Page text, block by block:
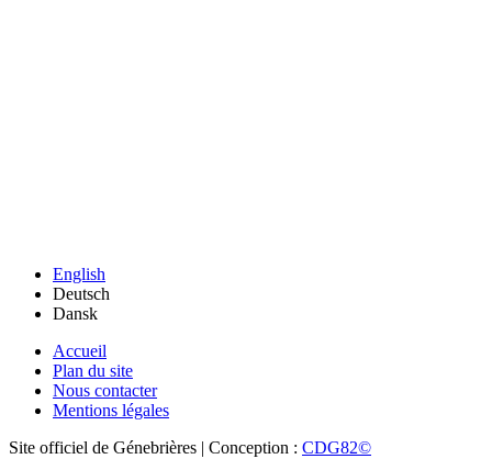
English
Deutsch
Dansk
Accueil
Plan du site
Nous contacter
Mentions légales
Site officiel de Génebrières | Conception : CDG82©